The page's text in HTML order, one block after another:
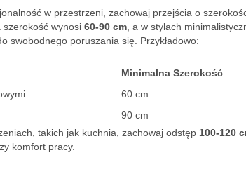
w przestrzeni, zachowaj przejścia o
wynosi 60-90 cm , a w stylach
swobodnego poruszania się. Przykładowo:
Minimalna Szerokość
60 cm
90 cm
takich jak kuchnia, zachowaj odstęp 100-120
komfort pracy.